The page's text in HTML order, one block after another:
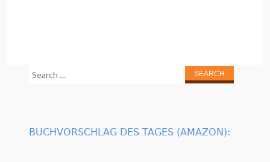
Search
BUCHVORSCHLAG DES TAGES (AMAZON):